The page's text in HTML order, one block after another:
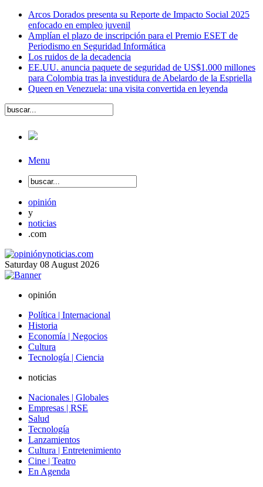
Arcos Dorados presenta su Reporte de Impacto Social 2025
enfocado en empleo juvenil
Amplían el plazo de inscripción para el Premio ESET de
Periodismo en Seguridad Informática
Los ruidos de la decadencia
EE.UU. anuncia paquete de seguridad de US$1.000 millones
para Colombia tras la investidura de Abelardo de la Espriella
Queen en Venezuela: una visita convertida en leyenda
Menu
opinión
y
noticias
.com
Saturday 08 August 2026
opinión
Política | Internacional
Historia
Economía | Negocios
Cultura
Tecnología | Ciencia
noticias
Nacionales | Globales
Empresas | RSE
Salud
Tecnología
Lanzamientos
Cultura | Entretenimiento
Cine | Teatro
En Agenda